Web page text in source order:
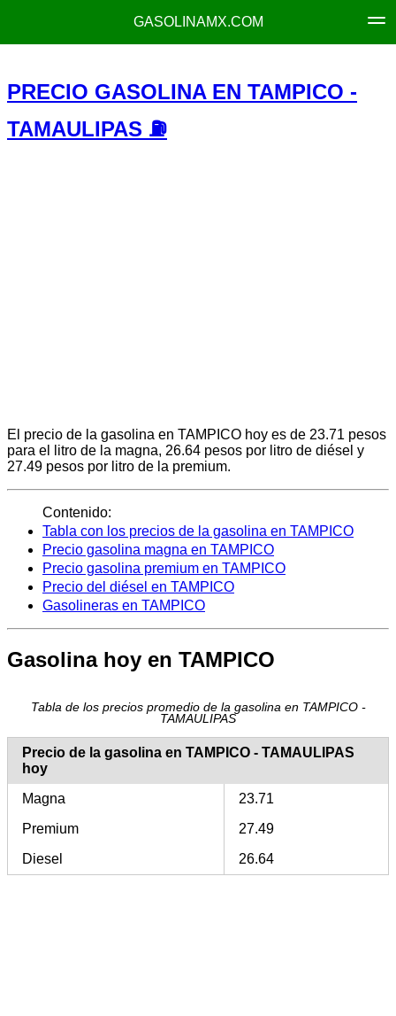
GASOLINAMX.COM
PRECIO GASOLINA EN TAMPICO -
TAMAULIPAS ⛽
El precio de la gasolina en TAMPICO hoy es de 23.71 pesos
para el litro de la magna, 26.64 pesos por litro de diésel y
27.49 pesos por litro de la premium.
Contenido:
Tabla con los precios de la gasolina en TAMPICO
Precio gasolina magna en TAMPICO
Precio gasolina premium en TAMPICO
Precio del diésel en TAMPICO
Gasolineras en TAMPICO
Gasolina hoy en TAMPICO
Tabla de los precios promedio de la gasolina en TAMPICO -
TAMAULIPAS
Precio de la gasolina en TAMPICO - TAMAULIPAS
hoy
Magna
23.71
Premium
27.49
Diesel
26.64